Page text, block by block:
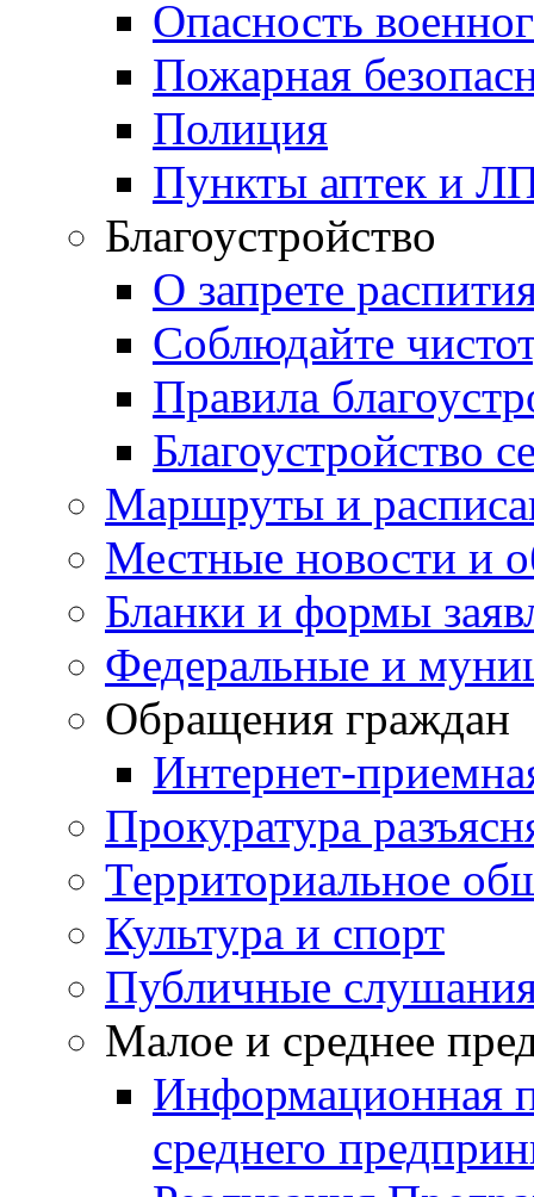
Опасность
Пожарная
Полиция
Пункты аптек и
Благоустройство
О запрете
Соблюдайте
Правила
Благоустройство
Маршруты и
Местные новости и
Бланки и формы
Федеральные и
Обращения граждан
Интернет-
Прокуратура
Территориальное
Культура и спорт
Публичные
Малое и среднее
Информационная
среднего